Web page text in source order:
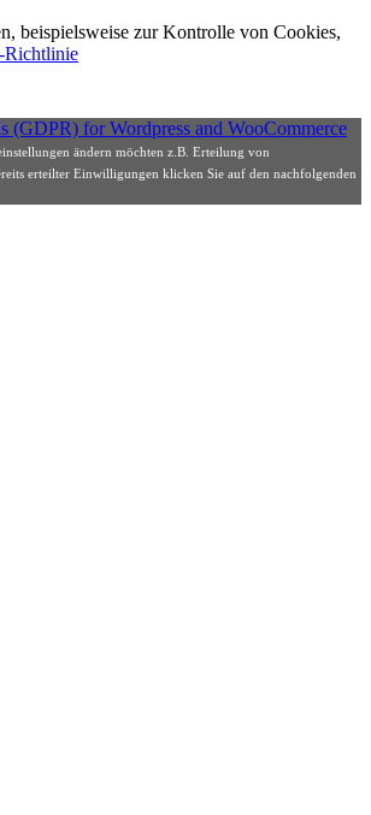
beispielsweise zur Kontrolle von Cookies,
Richtlinie
ändern möchten z.B. Erteilung von
erteilter Einwilligungen klicken Sie auf den nachfolgenden